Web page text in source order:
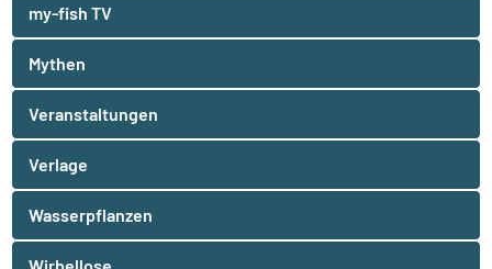
my-fish TV
Mythen
Veranstaltungen
Verlage
Wasserpflanzen
Wirbellose